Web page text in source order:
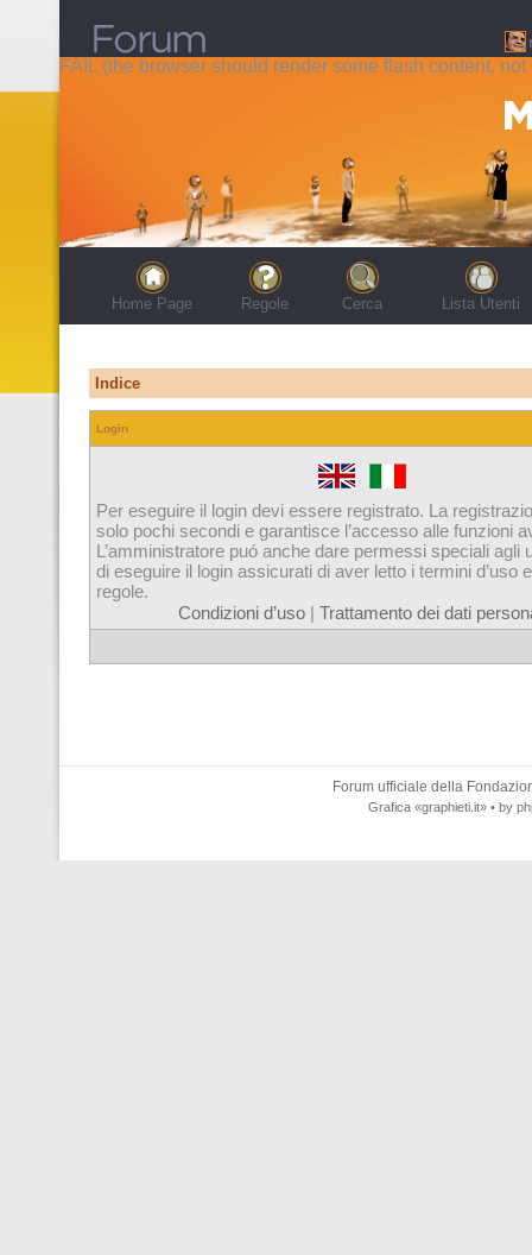
FAIL (the browser should render some flash content, not
Home Page Regole Cerca Lista Utenti
Indice
Login
Per eseguire il login devi essere registrato. La
solo pochi secondi e garantisce l’accesso alle funzioni
L’amministratore puó anche dare permessi speciali agli
di eseguire il login assicurati di aver letto i termini d’uso
regole.
Condizioni d’uso | Trattamento dei dati
Forum ufficiale della
Grafica «graphieti.it» • by